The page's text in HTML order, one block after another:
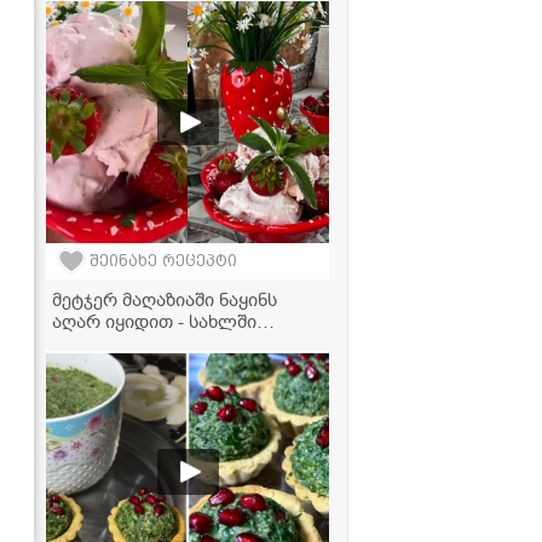
ვიდეორეცეპტი
შეინახე რეცეპტი
მეტჯერ მაღაზიაში ნაყინს
აღარ იყიდით - სახლში
ნაყინი სულ 3 ინგრედიენტით!